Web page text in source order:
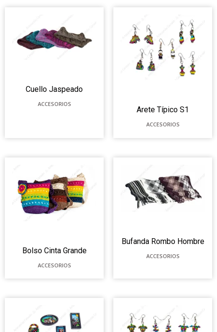
Cuello Jaspeado
ACCESORIOS
Arete Típico S1
ACCESORIOS
Bolso Cinta Grande
ACCESORIOS
Bufanda Rombo Hombre
ACCESORIOS